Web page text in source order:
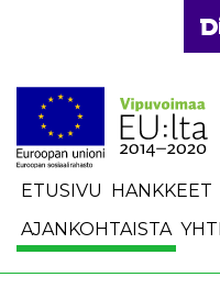
ETUSIVU HANKKEET
AJANKOHTAISTA